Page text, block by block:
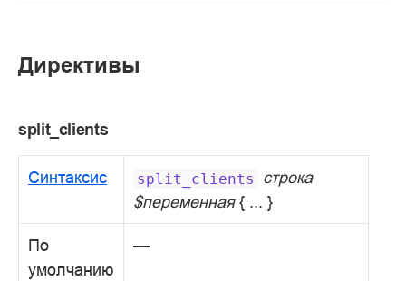
Директивы
split_clients
Синтаксис split_clients
строка
$переменная{ ... }
По
умолчанию
—